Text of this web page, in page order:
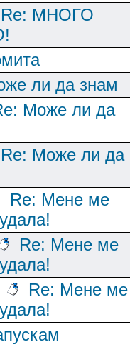
Re: МНОГО
ли да знам
Може ли да
Re: Може ли да
Re: Мене ме
Re: Мене ме
Re: Мене ме